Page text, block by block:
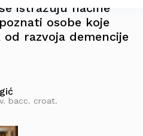
istražuju načine
osobe koje
razvoja demencije
bacc. croat.